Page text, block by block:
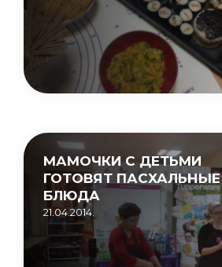
МАМОЧКИ С ДЕТЬМИ
ГОТОВЯТ ПАСХАЛЬНЫЕ
БЛЮДА
21.04.2014.